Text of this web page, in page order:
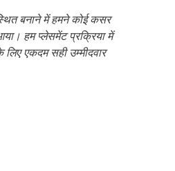
बनाने में हमने कोई कसर
हम प्लेसमेंट प्रक्रिया में
एकदम सही उम्मीदवार